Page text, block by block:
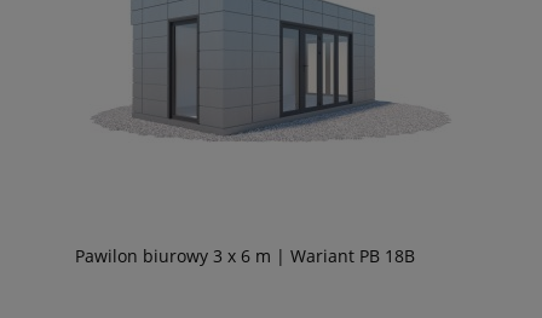
Pawilon biurowy 3 x 6 m | Wariant PB 18B